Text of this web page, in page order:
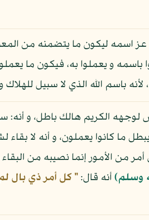
اسمه ليكون ما يتضمنه من
باسمه و يعملوا به، فيكون ما
باسم الله الذي لا سبيل للهلاك
لوجهه الكريم هالك باطل، و
ما كانوا يعملون، و أنه لا
من الأمور إنما نصيبه من
وسلم) أنه قال: " كل أمر ذي بال لم